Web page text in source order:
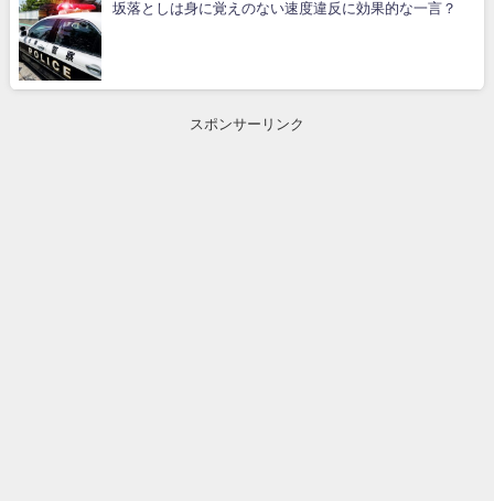
坂落としは身に覚えのない速度違反に効果的な一言？
スポンサーリンク